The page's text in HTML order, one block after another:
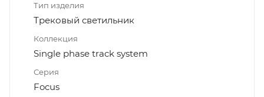
Тип изделия
Трековый светильник
Коллекция
Single phase track system
Серия
Focus